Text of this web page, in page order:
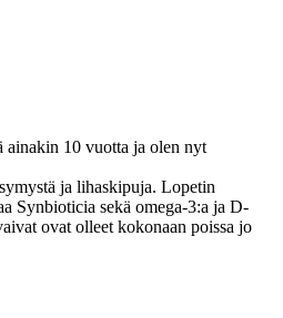
10 vuotta ja olen nyt
ja lihaskipuja. Lopetin
Synbioticia sekä omega-3:a ja D-
ovat olleet kokonaan poissa jo